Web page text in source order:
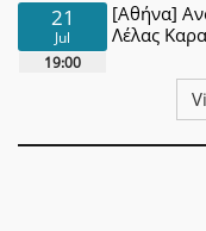
21
Jul
19:00
[Αθήνα]
Λέλας